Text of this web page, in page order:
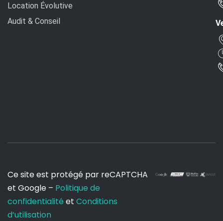
Location Évolutive
Audit & Conseil
Ce site est protégé par reCAPTCHA
et Google – Politique de
confidentialité et Conditions
d’utilisation